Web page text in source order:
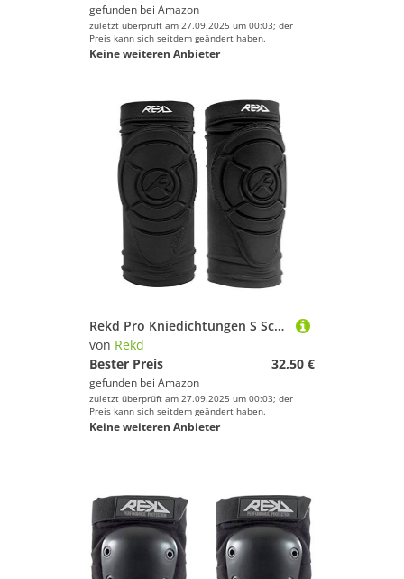
gefunden bei Amazon
zuletzt überprüft am 27.09.2025 um 00:03; der
Preis kann sich seitdem geändert haben.
Keine weiteren Anbieter
Rekd Pro Kniedichtungen S Schwarz (Black)
von Rekd
Bester Preis
32,50 €
gefunden bei Amazon
zuletzt überprüft am 27.09.2025 um 00:03; der
Preis kann sich seitdem geändert haben.
Keine weiteren Anbieter